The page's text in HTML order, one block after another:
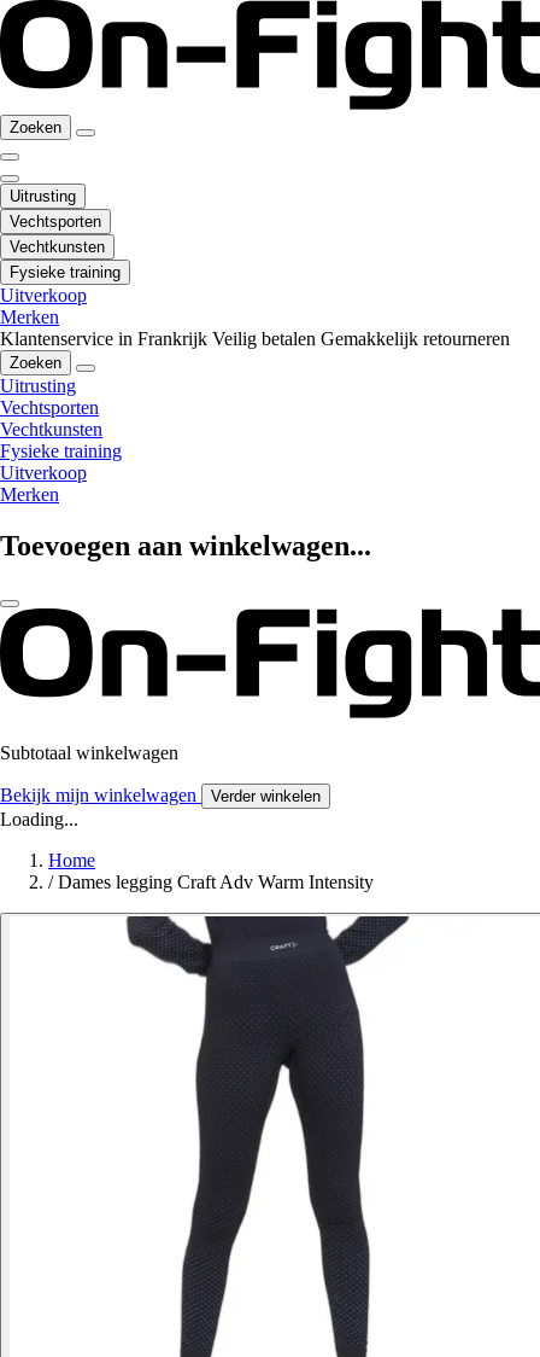
Zoeken
Uitrusting
Vechtsporten
Vechtkunsten
Fysieke training
Uitverkoop
Merken
Klantenservice in Frankrijk Veilig betalen Gemakkelijk retourneren
Zoeken
Uitrusting
Vechtsporten
Vechtkunsten
Fysieke training
Uitverkoop
Merken
Toevoegen aan winkelwagen...
Subtotaal winkelwagen
Bekijk mijn winkelwagen Verder winkelen
Loading...
Home
/ Dames legging Craft Adv Warm Intensity